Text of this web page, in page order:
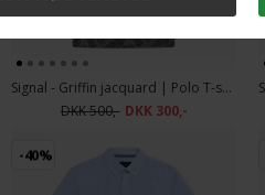
Signal - Griffin jacquard | Polo T-shirt Shadow Grey
DKK 500,- DKK 300,-
-40%